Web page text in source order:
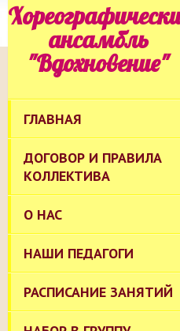
ансамбль
"Вдохновение"
ГЛАВНАЯ
ДОГОВОР И ПРАВИЛА
КОЛЛЕКТИВА
О НАС
НАШИ ПЕДАГОГИ
РАСПИСАНИЕ ЗАНЯТИЙ